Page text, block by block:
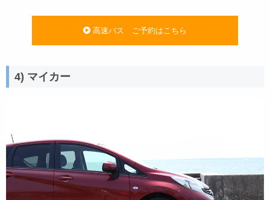
高速バス ご予約はこちら
4) マイカー